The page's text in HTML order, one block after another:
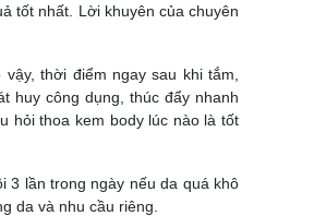
tốt nhất. Lời khuyên của chuyên
thời điểm ngay sau khi tắm,
huy công dụng, thúc đẩy nhanh
hỏi thoa kem body lúc nào là tốt
3 lần trong ngày nếu da quá khô
da và nhu cầu riêng.